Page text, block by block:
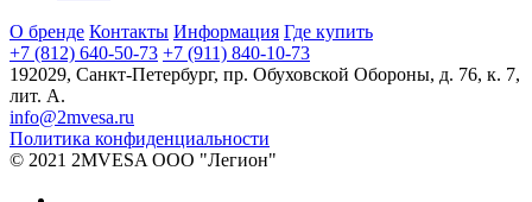
О бренде Контакты Информация Где купить
+7 (812) 640-50-73 +7 (911) 840-10-73
192029, Санкт-Петербург, пр. Обуховской Обороны, д. 76, к. 7,
лит. А.
info@2mvesa.ru
Политика конфиденциальности
© 2021 2MVESA ООО "Легион"